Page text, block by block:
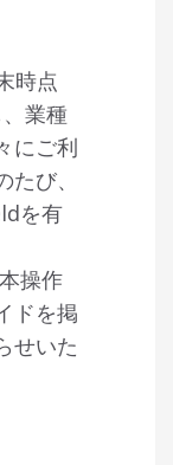
時点
業種
にご利
び、
を有
操作
ドを掲
せいた